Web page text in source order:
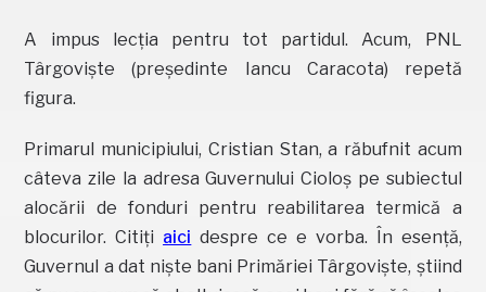
A impus lecția pentru tot partidul. Acum, PNL
Târgoviște (președinte Iancu Caracota) repetă
figura.
Primarul municipiului, Cristian Stan, a răbufnit acum
câteva zile la adresa Guvernului Cioloș pe subiectul
alocării de fonduri pentru reabilitarea termică a
blocurilor. Citiți aici despre ce e vorba. În esență,
Guvernul a dat niște bani Primăriei Târgoviște, știind